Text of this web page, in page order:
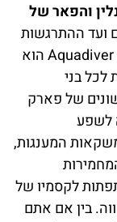
והפאר של
ועד ההתרגשות
הדופקת של מגלשות מים במהירות גבוהה, Aquadiver הוא
לכל בני
של פארק
לשפע
המענגות,
לקסמיו של
בין אם אתם